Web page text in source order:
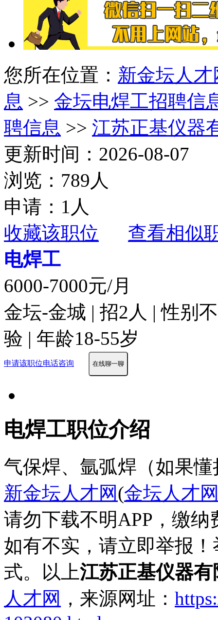
您所在位置： 新金坛人才
息 >> 金坛电焊工招聘信
聘信息 >> 江苏正基仪器
更新时间：2026-08-07
浏览：789人
申请：1人
收藏该职位
查看相似
电焊工
6000-7000元/月
金坛-金城 | 招2人 | 性别
验 | 年龄18-55岁
申请该职位电话咨询 在线聊一聊
电焊工职位介绍
气保焊、氩弧焊（如果
新金坛人才网(金坛人才
请勿下载不明APP，缴
如有不实，请立即举报
式。以上江苏正基仪器
人才网 ，来源网址：